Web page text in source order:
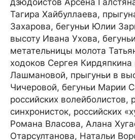
дзюдоистов Арсена
Тагира Хайбуллаева,
Захарова, бегуньи Юлии
высоту Ивана Ухова,
метательницы молота
ходоков Сергея
Лашмановой, прыгуньи в
Чичеровой, бегуньи Марии
российских волейболистов,
синхронисток, российских
Романа Власова, Алана
Отарсултанова, Натальи